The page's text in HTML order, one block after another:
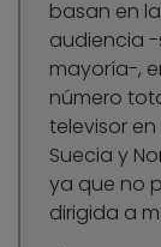
basan en
audiencia
mayoría-,
número
televisor
Suecia y
ya que no
dirigida a